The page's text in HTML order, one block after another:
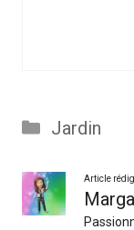
Catégories
Jardin
Article